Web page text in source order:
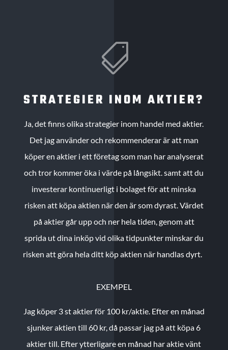

STRATEGIER INOM AKTIER?
Ja, det finns olika strategier inom handel med aktier.
Det jag använder och rekommenderar är att man
köper en aktier i ett företag som man har analyserat
och tror kommer öka i värde på långsikt. samt att du
investerar kontinuerligt i bolaget för att minska
risken att köpa aktien när den är som dyrast. Värdet
på aktier går upp och ner hela tiden, genom att
sprida ut dina inköp vid olika tidpunkter minskar du
risken att göra hela ditt köp aktien när handlas dyrt.
EXEMPEL
Jag köper 3 st aktier för 100 kr/aktie. Efter en månad
sjunker aktien till 60 kr, då passar jag på att köpa 6
aktier till. Efter ytterligare en månad har aktie vänt